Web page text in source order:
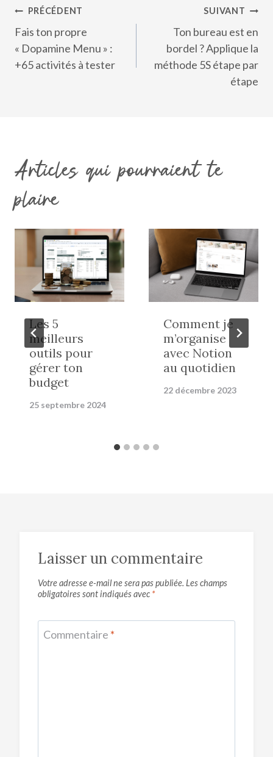
Navigation
de
l’article
PRÉCÉDENT
Fais ton propre
« Dopamine Menu » :
+65 activités à tester
SUIVANT
Ton bureau est en
bordel ? Applique la
méthode 5S étape par
étape
Articles qui pourraient te
plaire
Les 5
meilleurs
outils pour
gérer ton
budget
25 septembre 2024
Comment je
m’organise
avec Notion
au quotidien
22 décembre 2023
Laisser un commentaire
Votre adresse e-mail ne sera pas publiée. Les champs
obligatoires sont indiqués avec *
Commentaire *